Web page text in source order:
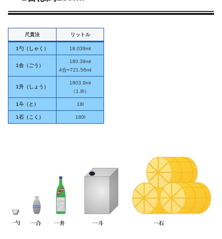
尺貫法 リットル
1勺（しゃく） 18.039ml
1合（ごう）
180.39ml
4合=721.56ml
1升（しょう）
1803.9ml
（1.8l）
1斗（と） 18l
1石（こく） 180l